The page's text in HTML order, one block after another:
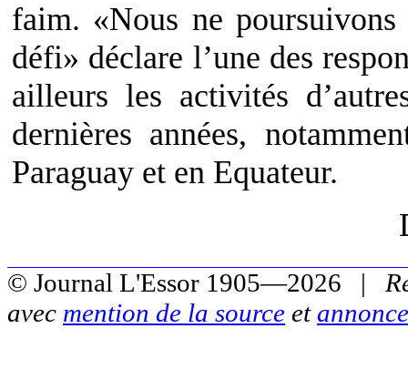
faim. «Nous ne
défi» déclare l’une des
ailleurs les activités
dernières années,
Paraguay et en Equateur.
© Journal L'Essor 1905—2026 |
avec mention de la source et